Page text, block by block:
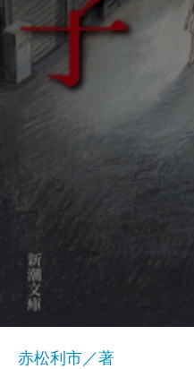
赤松利市／著